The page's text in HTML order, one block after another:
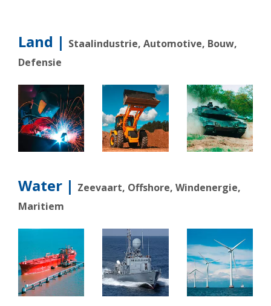
Land | Staalindustrie, Automotive, Bouw,
Defensie
Water | Zeevaart, Offshore, Windenergie,
Maritiem